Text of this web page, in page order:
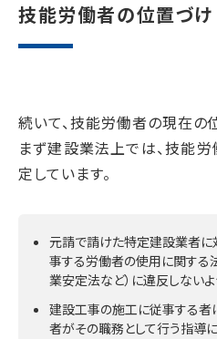
技能労働者の位置づけ
続いて、技能労働者の現在の
まず建設業法上では、技能
定しています。
元請で請けた特定建設業者に
事する労働者の使用に関する
業安定法など）に違反しない
建設工事の施工に従事する者
者がその職務として行う指導